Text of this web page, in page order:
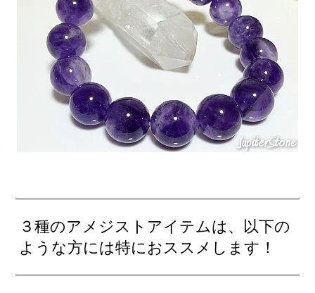
３種のアメジストアイテムは、以下の
ような方には特におススメします！